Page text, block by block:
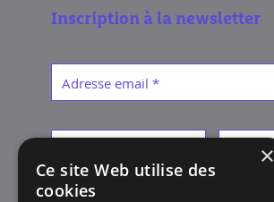
Inscription à la newsletter
Adresse email *
*
×
Ce site Web utilise des
cookies